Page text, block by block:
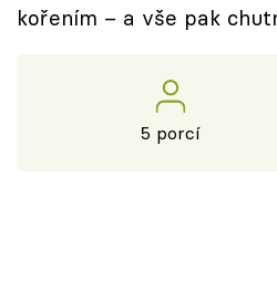
kořením – a vše pak
5 porcí